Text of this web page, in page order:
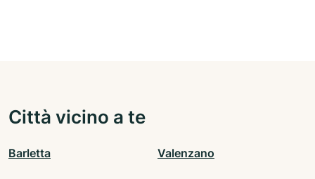
Città vicino a te
Barletta Valenzano